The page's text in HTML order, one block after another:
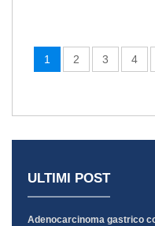
1 2 3 4
ULTIMI POST
Adenocarcinoma gastrico